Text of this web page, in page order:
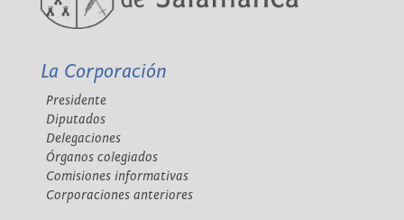
La Corporación
Presidente
Diputados
Delegaciones
Órganos colegiados
Comisiones informativas
Corporaciones anteriores